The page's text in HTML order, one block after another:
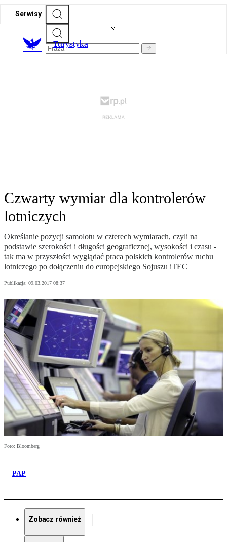
Serwisy
Turystyka
Czwarty wymiar dla kontrolerów
lotniczych
Określanie pozycji samolotu w czterech wymiarach, czyli na
podstawie szerokości i długości geograficznej, wysokości i czasu -
tak ma w przyszłości wyglądać praca polskich kontrolerów ruchu
lotniczego po dołączeniu do europejskiego Sojuszu iTEC
Publikacja: 09.03.2017 08:37
Foto: Bloomberg
PAP
Zobacz również